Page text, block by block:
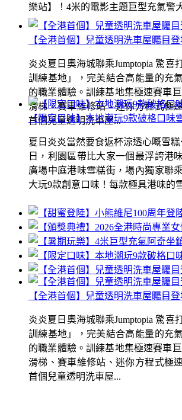
【全港首個】兒童透明洗車屋矚目
炎炎夏日奧海城聯乘Jumptopia 驚喜
訓練基地」，完美結合高能量的充
的職業體驗。訓練基地集極速賽車
滑梯、賽車維修站、迷你方程式極
首個兒童透明洗車屋...
樂站】！4米的電影主題巨型充氣警
【限定口味】本地潮玩9款破格口味
夏日炎炎當然要食返杯涼透心嘅雪
日，利園區帶比大家一個最浮誇港
廣場中庭港味雪糕街，場內獨家聯
大玩9款創意口味！每款極具港味的
【全港首個】兒童透明洗車屋矚目
炎炎夏日奧海城聯乘Jumptopia 驚喜
訓練基地」，完美結合高能量的充
的職業體驗。訓練基地集極速賽車
滑梯、賽車維修站、迷你方程式極
首個兒童透明洗車屋...